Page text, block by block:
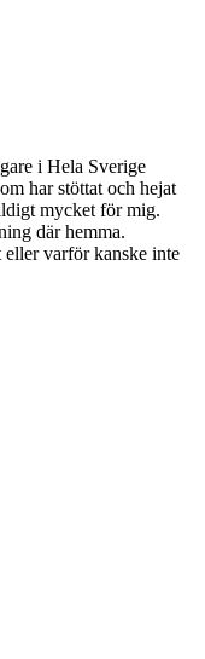
i Hela Sverige
har stöttat och hejat
mycket för mig.
där hemma.
varför kanske inte